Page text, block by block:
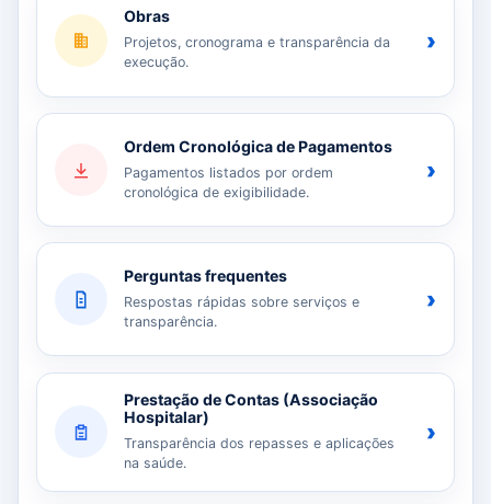
Obras
Projetos, cronograma e transparência da
execução.
›
Ordem Cronológica de Pagamentos
Pagamentos listados por ordem
cronológica de exigibilidade.
›
Perguntas frequentes
Respostas rápidas sobre serviços e
transparência.
›
Prestação de Contas (Associação
Hospitalar)
Transparência dos repasses e aplicações
na saúde.
›